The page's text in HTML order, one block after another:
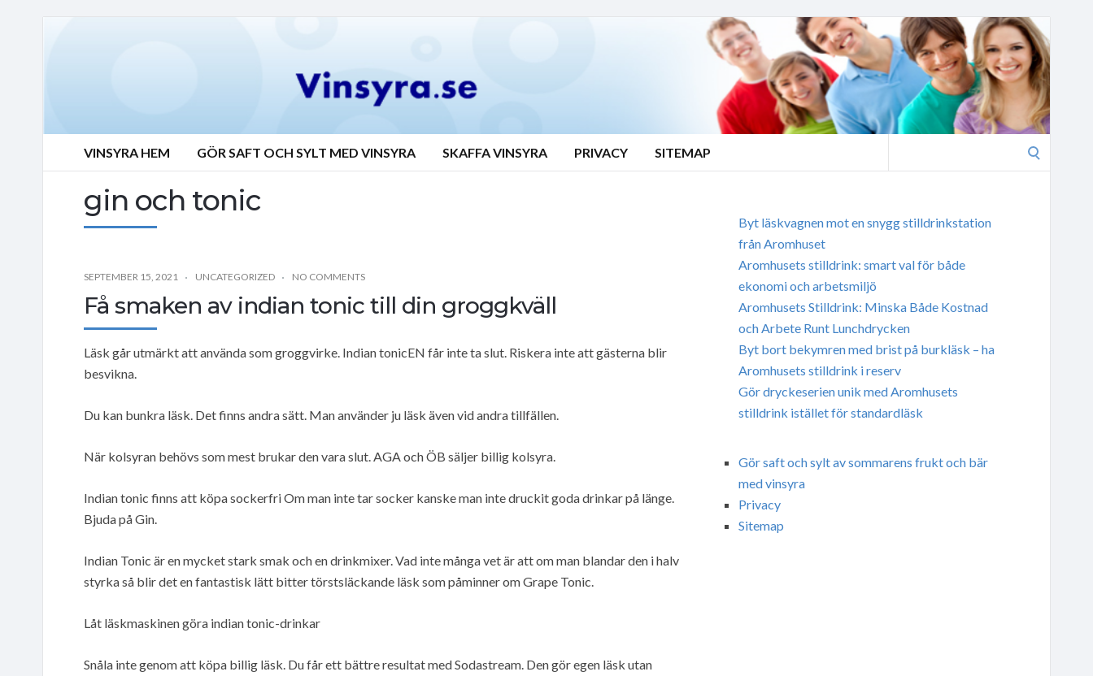
VINSYRA HEM GÖR SAFT OCH SYLT MED VINSYRA SKAFFA VINSYRA PRIVACY SITEMAP
gin och tonic
SEPTEMBER 15, 2021 UNCATEGORIZED NO COMMENTS
Få smaken av indian tonic till din groggkväll
Läsk går utmärkt att använda som groggvirke. Indian tonicEN får inte ta slut. Riskera inte att gästerna blir
besvikna.
Du kan bunkra läsk. Det finns andra sätt. Man använder ju läsk även vid andra tillfällen.
När kolsyran behövs som mest brukar den vara slut. AGA och ÖB säljer billig kolsyra.
Indian tonic finns att köpa sockerfri Om man inte tar socker kanske man inte druckit goda drinkar på länge.
Bjuda på Gin.
Indian Tonic är en mycket stark smak och en drinkmixer. Vad inte många vet är att om man blandar den i halv
styrka så blir det en fantastisk lätt bitter törstsläckande läsk som påminner om Grape Tonic.
Låt läskmaskinen göra indian tonic-drinkar
Snåla inte genom att köpa billig läsk. Du får ett bättre resultat med Sodastream. Den gör egen läsk utan
Byt läskvagnen mot en snygg stilldrinkstation
från Aromhuset
Aromhusets stilldrink: smart val för både
ekonomi och arbetsmiljö
Aromhusets Stilldrink: Minska Både Kostnad
och Arbete Runt Lunchdrycken
Byt bort bekymren med brist på burkläsk – ha
Aromhusets stilldrink i reserv
Gör dryckeserien unik med Aromhusets
stilldrink istället för standardläsk
Gör saft och sylt av sommarens frukt och bär
med vinsyra
Privacy
Sitemap